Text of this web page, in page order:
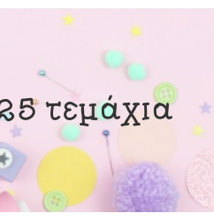
τεμάχια